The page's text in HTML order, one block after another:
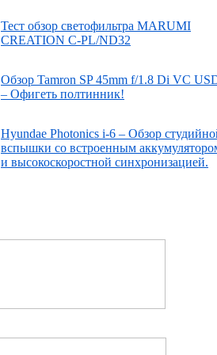
Тест обзор светофильтра MARUMI
CREATION C-PL/ND32
Обзор Tamron SP 45mm f/1.8 Di VC
– Офигеть полтинник!
Hyundae Photonics i-6 – Обзор
вспышки со встроенным
и высокоскоростной синхронизацией.